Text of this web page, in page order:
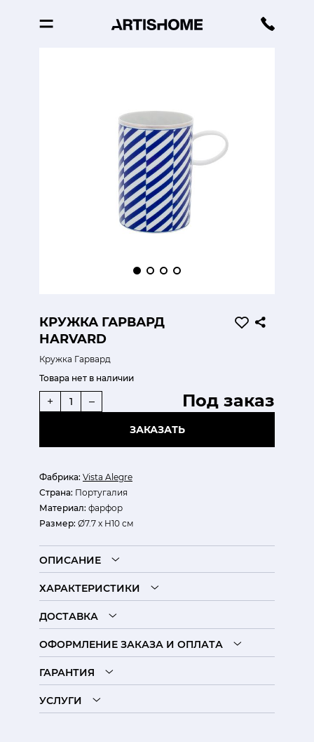
КРУЖКА ГАРВАРД
HARVARD
Кружка Гарвард
Фабрика: Vista Alegre
Страна: Португалия
Материал: фарфор
Размер: Ø7.7 х H10 см
Товара нет в наличии
Под заказ
+ –
ЗАКАЗАТЬ
ОПИСАНИЕ
ХАРАКТЕРИСТИКИ
ДОСТАВКА
ОФОРМЛЕНИЕ ЗАКАЗА И ОПЛАТА
ГАРАНТИЯ
УСЛУГИ